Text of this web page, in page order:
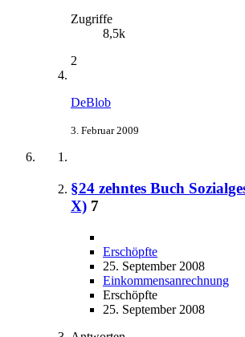
Zugriffe
8,5k
2
DeBlob
3. Februar 2009
§24 zehntes Buch
X) 7
Erschöpfte
25. September 2008
Einkommensanrechnung
Erschöpfte
25. September 2008